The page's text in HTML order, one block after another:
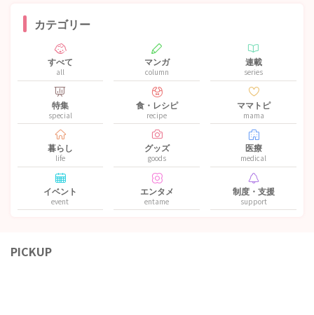
カテゴリー
すべて
all
マンガ
column
連載
series
特集
special
食・レシピ
recipe
ママトピ
mama
暮らし
life
グッズ
goods
医療
medical
イベント
event
エンタメ
entame
制度・支援
support
PICKUP